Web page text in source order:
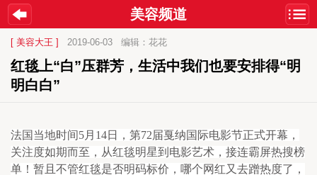
美容频道
[ 美容大王 ] 2019-06-03 编辑：花花
红毯上“白”压群芳，生活中我们也要安排得“明
明白白”
法国当地时间5月14日，第72届戛纳国际电影节正式开幕，
关注度如期而至，从红毯明星到电影艺术，接连霸屏热搜榜
单！暂且不管红毯是否明码标价，哪个网红又去蹭热度了，